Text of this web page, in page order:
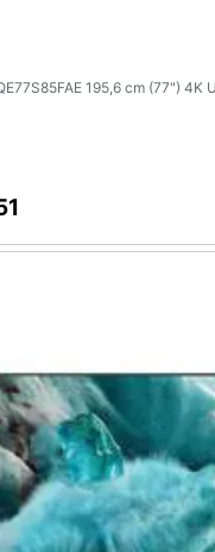
195,6 cm (77") 4K